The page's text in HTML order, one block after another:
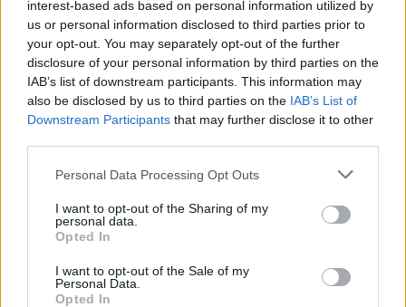
interest-based ads based on personal information utilized by
us or personal information disclosed to third parties prior to
your opt-out. You may separately opt-out of the further
disclosure of your personal information by third parties on the
IAB’s list of downstream participants. This information may
also be disclosed by us to third parties on the IAB’s List of
Downstream Participants that may further disclose it to other
Personal Data Processing Opt Outs
I want to opt-out of the Sharing of my
personal data.
Opted In
I want to opt-out of the Sale of my
Personal Data.
Opted In
Látványos építési szakasz indult be a
Flórián téri felüljárón
AJÁNLJUK MÉG